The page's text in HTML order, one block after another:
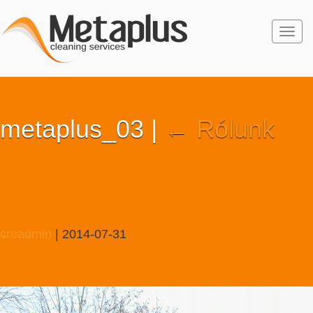
metaplus_03 | ← Rólunk
creadmin 2014-07-31
←